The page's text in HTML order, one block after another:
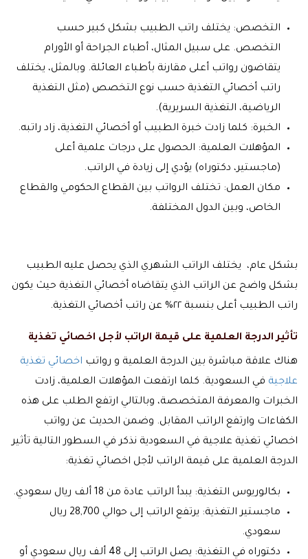
التخصص: يختلف راتب الطبيب بشكل كبير حسب
التخصص. على سبيل المثال، أطباء الجراحة أو الأورام
يتقاضون رواتب أعلى مقارنة بأطباء العائلة. وبالمثل، يختلف
راتب أخصائي التغذية حسب نوع التخصص (مثل التغذية
الرياضية، التغذية السريرية).
الخبرة: كلما زادت خبرة الطبيب أو أخصائي التغذية، زاد راتبه.
المؤهلات العلمية: الحصول على درجات علمية أعلى
(ماجستير، دكتوراه) يؤدي إلى زيادة في الراتب.
مكان العمل: تختلف الرواتب بين القطاع الحكومي والقطاع
الخاص، وبين الدول المختلفة.
بشكل عام، يختلف الراتب الشهري الذي يحصل عليه الطبيب
بشكل واضح عن الراتب الذي يتقاضاه أخصائي التغذية حيث يكون
راتب الطبيب أعلى بنسبة ٢٢% عن راتب أخصائي التغذية.
تأثير الدرجة العلمية على قيمة الراتب لأجل اخصائي تغذية
هناك علاقة مباشرة بين الدرجة العلمية و رواتب اخصائي تغذية
علاجية في السعودية. كلما ارتفعت المؤهلات العلمية، زادت
الخبرات والمعرفة المتخصصة، وبالتالي ارتفع الطلب على هذه
الكفاءات وارتفع الراتب المقابل. وضمن الحديث عن رواتب
اخصائي تغذية علاجية في السعودية نذكر في السطور التالية تأثير
الدرجة العلمية على قيمة الراتب لأجل اخصائي تغذية:
بكالوريوس التغذية: يبدأ الراتب عادة من 18 ألف ريال سعودي.
ماجستير التغذية: يرتفع الراتب إلى حوالي 28,700 ريال
سعودي.
دكتوراه في التغذية: يصل الراتب إلى 48 ألف ريال سعودي أو